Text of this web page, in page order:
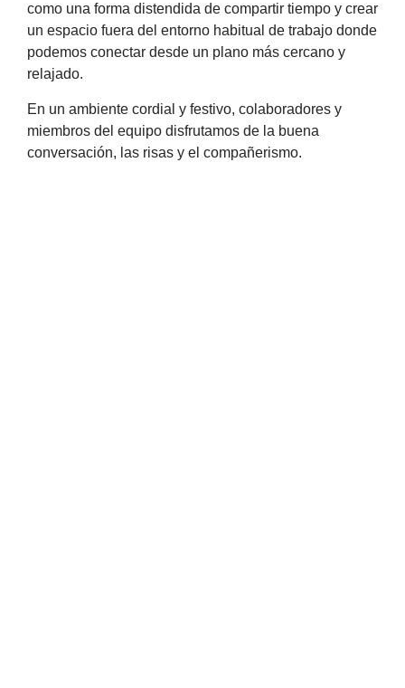
como una forma distendida de compartir tiempo y crear
un espacio fuera del entorno habitual de trabajo donde
podemos conectar desde un plano más cercano y
relajado.
En un ambiente cordial y festivo, colaboradores y
miembros del equipo disfrutamos de la buena
conversación, las risas y el compañerismo.